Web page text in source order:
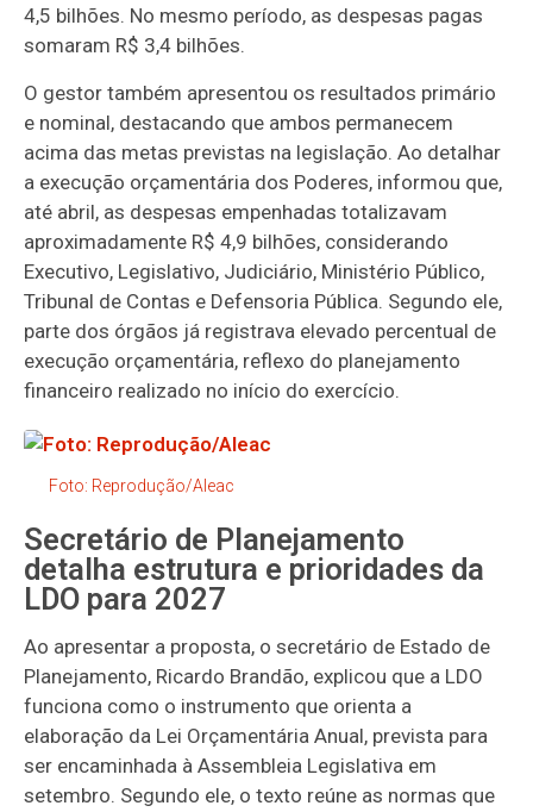
4,5 bilhões. No mesmo período, as despesas pagas
somaram R$ 3,4 bilhões.
O gestor também apresentou os resultados primário
e nominal, destacando que ambos permanecem
acima das metas previstas na legislação. Ao detalhar
a execução orçamentária dos Poderes, informou que,
até abril, as despesas empenhadas totalizavam
aproximadamente R$ 4,9 bilhões, considerando
Executivo, Legislativo, Judiciário, Ministério Público,
Tribunal de Contas e Defensoria Pública. Segundo ele,
parte dos órgãos já registrava elevado percentual de
execução orçamentária, reflexo do planejamento
financeiro realizado no início do exercício.
Foto: Reprodução/Aleac
Secretário de Planejamento
detalha estrutura e prioridades da
LDO para 2027
Ao apresentar a proposta, o secretário de Estado de
Planejamento, Ricardo Brandão, explicou que a LDO
funciona como o instrumento que orienta a
elaboração da Lei Orçamentária Anual, prevista para
ser encaminhada à Assembleia Legislativa em
setembro. Segundo ele, o texto reúne as normas que